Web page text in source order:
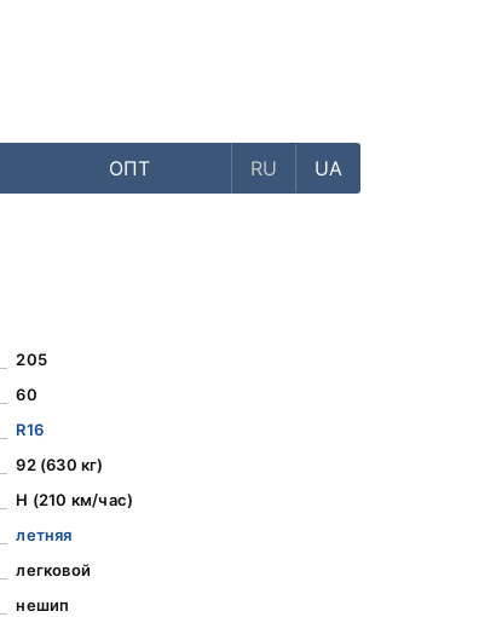
ОПТ RU UA
205
60
R16
92 (630 кг)
H (210 км/час)
летняя
легковой
нешип